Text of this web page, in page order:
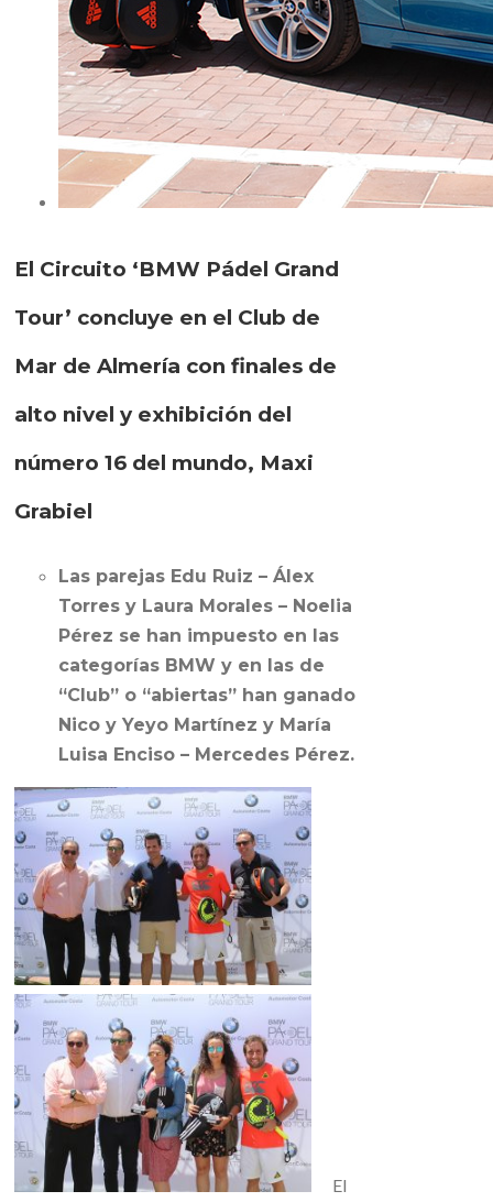
El Circuito ‘BMW Pádel Grand
Tour’ concluye en el Club de
Mar de Almería con finales de
alto nivel y exhibición del
número 16 del mundo, Maxi
Grabiel
Las parejas Edu Ruiz – Álex
Torres y Laura Morales – Noelia
Pérez se han impuesto en las
categorías BMW y en las de
“Club” o “abiertas” han ganado
Nico y Yeyo Martínez y María
Luisa Enciso – Mercedes Pérez.
El